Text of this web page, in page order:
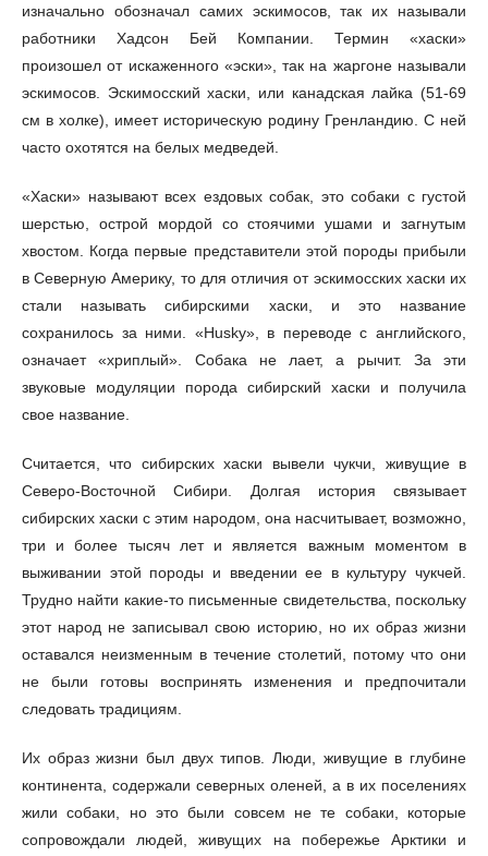
изначально обозначал самих эскимосов, так их называли
работники Хадсон Бей Компании. Термин «хаски»
произошел от искаженного «эски», так на жаргоне называли
эскимосов. Эскимосский хаски, или канадская лайка (51-69
см в холке), имеет историческую родину Гренландию. С ней
часто охотятся на белых медведей.
«Хаски» называют всех ездовых собак, это собаки с густой
шерстью, острой мордой со стоячими ушами и загнутым
хвостом. Когда первые представители этой породы прибыли
в Северную Америку, то для отличия от эскимосских хаски их
стали называть сибирскими хаски, и это название
сохранилось за ними. «Husky», в переводе с английского,
означает «хриплый». Собака не лает, а рычит. За эти
звуковые модуляции порода сибирский хаски и получила
свое название.
Считается, что сибирских хаски вывели чукчи, живущие в
Северо-Восточной Сибири. Долгая история связывает
сибирских хаски с этим народом, она насчитывает, возможно,
три и более тысяч лет и является важным моментом в
выживании этой породы и введении ее в культуру чукчей.
Трудно найти какие-то письменные свидетельства, поскольку
этот народ не записывал свою историю, но их образ жизни
оставался неизменным в течение столетий, потому что они
не были готовы воспринять изменения и предпочитали
следовать традициям.
Их образ жизни был двух типов. Люди, живущие в глубине
континента, содержали северных оленей, а в их поселениях
жили собаки, но это были совсем не те собаки, которые
сопровождали людей, живущих на побережье Арктики и